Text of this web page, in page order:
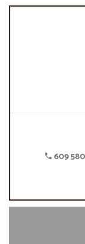
609